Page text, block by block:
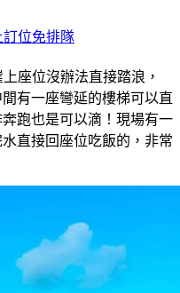
訂位免排隊
座位沒辦法直接踏浪，
有一座彎延的樓梯可以直
跑也是可以滴！現場有一
直接回座位吃飯的，非常